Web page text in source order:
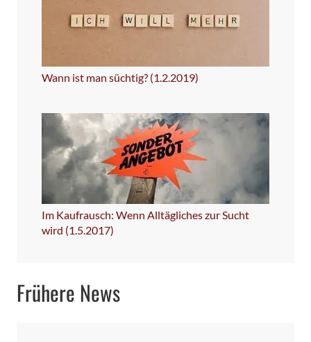
Wann ist man süchtig? (1.2.2019)
Im Kaufrausch: Wenn Alltägliches zur Sucht
wird (1.5.2017)
Frühere News